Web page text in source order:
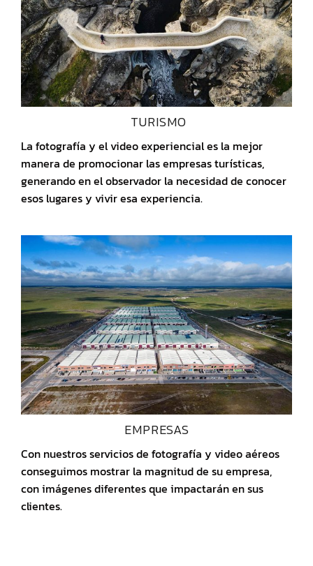
TURISMO
La fotografía y el video experiencial es la mejor
manera de promocionar las empresas turísticas,
generando en el observador la necesidad de conocer
esos lugares y vivir esa experiencia.
EMPRESAS
Con nuestros servicios de fotografía y video aéreos
conseguimos mostrar la magnitud de su empresa,
con imágenes diferentes que impactarán en sus
clientes.